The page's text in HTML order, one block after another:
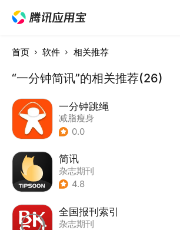
首页 软件 相关推荐
“一分钟简讯”的相关推荐(26)
一分钟跳绳
减脂瘦身
0.0
简讯
杂志期刊
4.8
全国报刊索引
杂志期刊